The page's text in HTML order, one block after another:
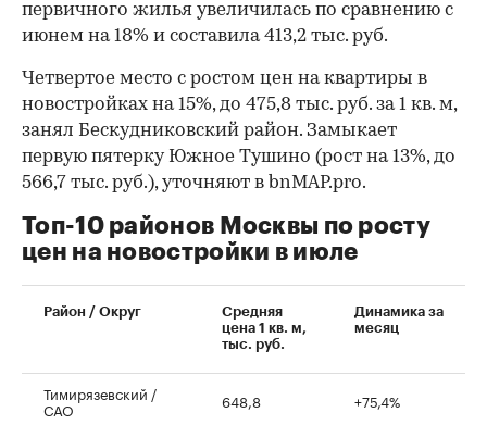
первичного жилья увеличилась по сравнению с
июнем на 18% и составила 413,2 тыс. руб.
00:00 / 00:00
Четвертое место с ростом цен на квартиры в
новостройках на 15%, до 475,8 тыс. руб. за 1 кв. м,
занял Бескудниковский район. Замыкает
первую пятерку Южное Тушино (рост на 13%, до
566,7 тыс. руб.), уточняют в bnMAP.pro.
Топ-10 районов Москвы по росту
цен на новостройки в июле
Район / Округ
Средняя
цена 1 кв. м,
тыс. руб.
Динамика за
месяц
Тимирязевский /
САО 648,8 +75,4%